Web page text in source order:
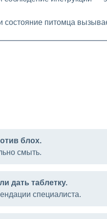
питомца
блох.
смыть.
дать таблетку.
специалиста.